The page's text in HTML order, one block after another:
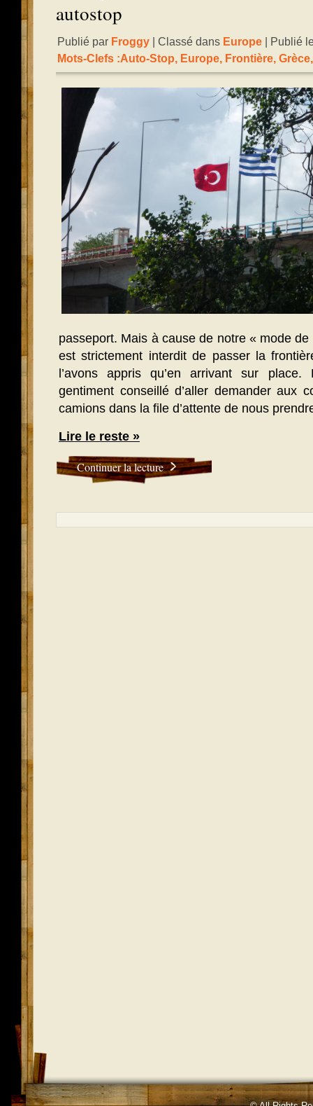
autostop
Publié par Froggy | Classé dans Europe | Publié
Mots-Clefs :Auto-Stop, Europe, Frontière, Grèce
passeport. Mais à cause de notre « mode de
est strictement interdit de passer la
l’avons appris qu’en arrivant sur
gentiment conseillé d’aller demander aux
camions dans la file d’attente de nous
Lire le reste »
Continuer la lecture